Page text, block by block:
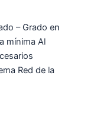
– Grado en
mínima Al
Red de la